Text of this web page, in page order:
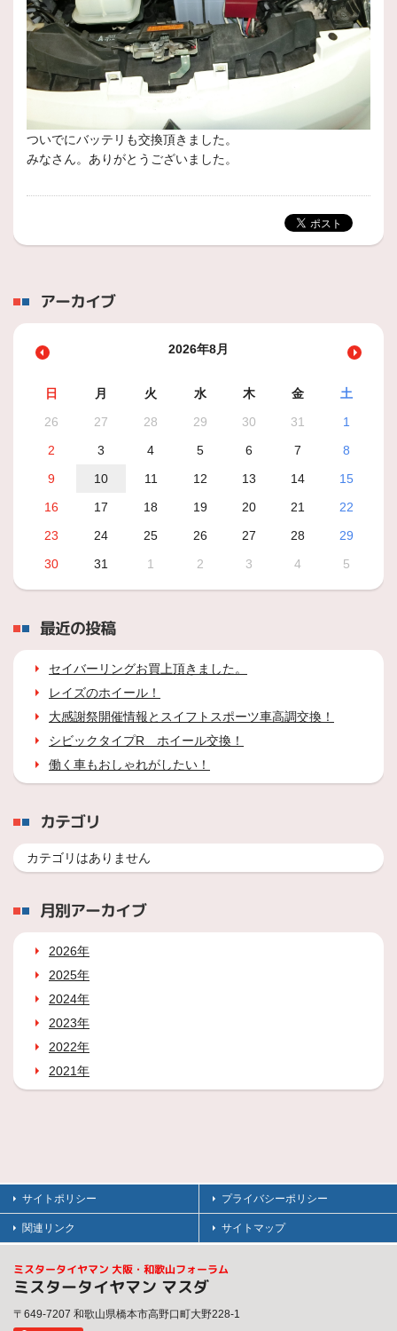
ついでにバッテリも交換頂きました。
みなさん。ありがとうございました。
アーカイブ
2026年8月
日 月 火 水 木 金
土
26
27 28 29 30 31
1
2
3 4 5 6 7
8
9
10 11 12 13 14
15
16
17 18 19 20 21
22
23
24 25 26 27 28
29
30
31 1 2 3 4 5
最近の投稿
セイバーリングお買上頂きました。
レイズのホイール！
大感謝祭開催情報とスイフトスポーツ車高調交換！
シビックタイプR ホイール交換！
働く車もおしゃれがしたい！
カテゴリ
カテゴリはありません
月別アーカイブ
2026年
2025年
2024年
2023年
2022年
2021年
サイトポリシー プライバシーポリシー
関連リンク サイトマップ
ミスタータイヤマン 大阪・和歌山フォーラム
ミスタータイヤマン マスダ
〒649-7207 和歌山県橋本市高野口町大野228-1